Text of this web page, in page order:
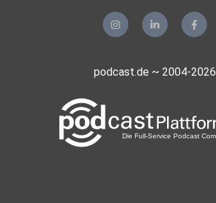
podcast.de ~ 2004-2026